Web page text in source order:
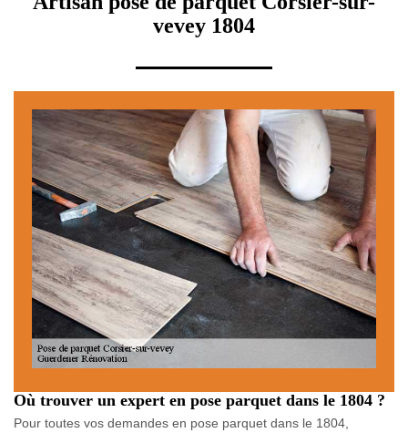
vevey 1804
Où trouver un expert en pose parquet dans le 1804 ?
Pour toutes vos demandes en pose parquet dans le 1804,